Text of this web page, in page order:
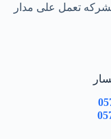
تعمل على مدار